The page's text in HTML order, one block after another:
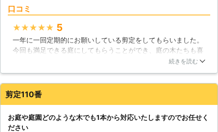
うにしましょう】 ちょっとしか作業
をしないからといって、作業に夢中に
なっている間に熱中症になっているか
ない人はぜひ剪定をご依頼ください。
口コミ
★★★★★ 5
一年に一回定期的にお願いしている剪定をしてもらいました。
今回も満足できる庭にしてもらうことができ、庭の木たちも喜
んでいると感じることができます。高木も脚立と直乗りで対応
ができているので、亡くなった主審もきっと喜んでいるはずで
す。そして、木を大切に扱ってくれていることが、大きく信頼
三重県
続きを読む
剪定110番
お庭や庭園どのような木でも1本から対応いたしますのでお任せく
ださい